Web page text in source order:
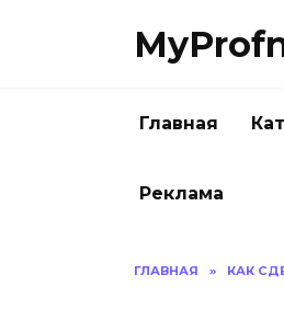
Главная
Реклама
ГЛАВНАЯ » КАК